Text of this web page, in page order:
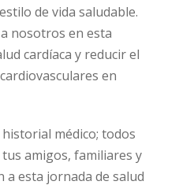
de vida saludable.
nosotros en esta
cardíaca y reducir el
en
médico; todos
amigos, familiares y
a esta jornada de salud